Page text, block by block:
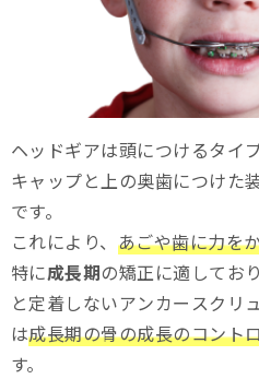
ヘッドギアは頭につけるタイ
キャップと上の奥歯につけた
です。
これにより、 あごや歯に力を
特に成長期の矯正に適してお
と定着しないアンカースクリ
は成長期の骨の成長のコント
す。